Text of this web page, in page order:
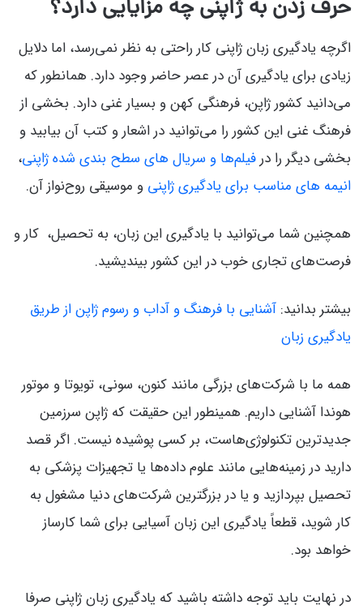
حرف زدن به ژاپنی چه مزایایی دارد؟
اگرچه یادگیری زبان ژاپنی کار راحتی به نظر نمی‌رسد، اما دلایل
زیادی برای یادگیری آن در عصر حاضر وجود دارد. همانطور که
می‌دانید کشور ژاپن، فرهنگی کهن و بسیار غنی دارد. بخشی از
فرهنگ غنی این کشور را می‌توانید در اشعار و کتب آن بیابید و
بخشی دیگر را درفیلم‌ها و سریال های سطح بندی شده ژاپنی،
انیمه‌ های مناسب برای یادگیری ژاپنی و موسیقی روح‌نواز آن.
همچنین شما می‌توانید با یادگیری این زبان، به تحصیل، کار و
فرصت‌های تجاری خوب در این کشور بیندیشید.
بیشتر بدانید: آشنایی با فرهنگ و آداب و رسوم ژاپن از طریق
یادگیری زبان
همه ما با شرکت‌های بزرگی مانند کنون، سونی، تویوتا و موتور
هوندا آشنایی داریم. همینطور این حقیقت که ژاپن سرزمین
جدیدترین تکنولوژی‌هاست، بر کسی پوشیده نیست. اگر قصد
دارید در زمینه‌هایی مانند علوم داده‌ها یا تجهیزات پزشکی به
تحصیل بپردازید و یا در بزرگترین شرکت‌های دنیا مشغول به
کار شوید، قطعاً یادگیری این زبان آسیایی برای شما کارساز
خواهد بود.
در نهایت باید توجه داشته باشید که یادگیری زبان ژاپنی صرفا